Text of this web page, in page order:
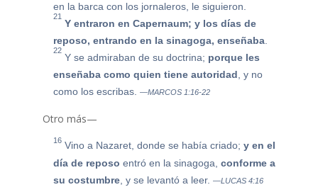
en la barca con los jornaleros, le siguieron.
21
Y entraron en Capernaum; y los días de
reposo, entrando en la sinagoga, enseñaba.
22
Y se admiraban de su doctrina; porque les
enseñaba como quien tiene autoridad, y no
como los escribas. —MARCOS 1:16-22
Otro más—
16Vino a Nazaret, donde se había criado; y en el
día de reposo entró en la sinagoga, conforme a
su costumbre, y se levantó a leer. —LUCAS 4:16